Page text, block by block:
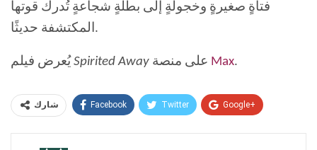
فتاةٍ صغيرةٍ وخجولةٍ إلى بطلةٍ شجاعةٍ تُدرك قوتها
المكتشفة حديثًا.
يُعرض فيلمSpirited Away Max.
شارك Facebook Twitter Google+